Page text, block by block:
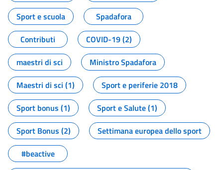
Sport e scuola
Spadafora
Contributi
COVID-19 (2)
maestri di sci
Ministro Spadafora
Maestri di sci (1)
Sport e periferie 2018
Sport bonus (1)
Sport e Salute (1)
Sport Bonus (2)
Settimana europea dello sport
#beactive